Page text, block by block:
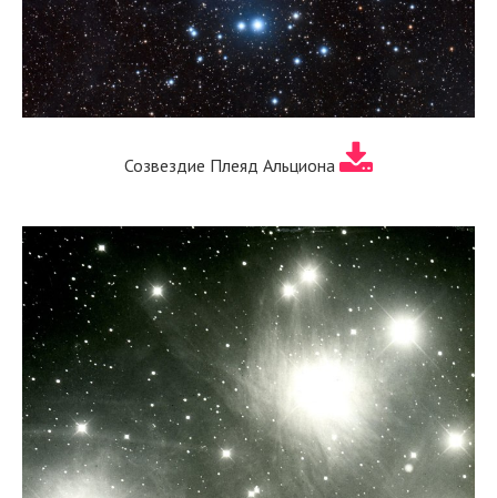
Созвездие Плеяд Альциона